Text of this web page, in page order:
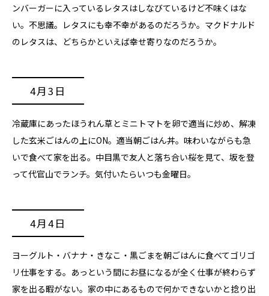
ンバーガーに入っているレタスはしなびているけど不味くはな
い。不思議。レタスにも幸不幸があるのだろうか。マクドナルド
のレタスは、どちらかといえば幸せ寄りなのだろうか。
4月3日
冷蔵庫にあったほうれん草とミニトマトを卵で適当に炒め、解凍
した玄米ごはんの上にON。適当朝ごはん丼。味わいながらも急
いで食べて家を出る。中目黒で友人と落ち合い桜を見て、坂を登
って代官山でランチ。気付いたらいつも金曜日。
4月4日
ヨーグルト・バナナ・きなこ・黒ごまを朝ごはんに食べてゴリゴ
リ仕事をする。あっという間にお昼になるが全く仕事が終わらず
家を出る暇がない。家の中にあるもので何かできないかと捻り出